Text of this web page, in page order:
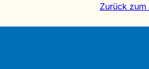
Zurück zum